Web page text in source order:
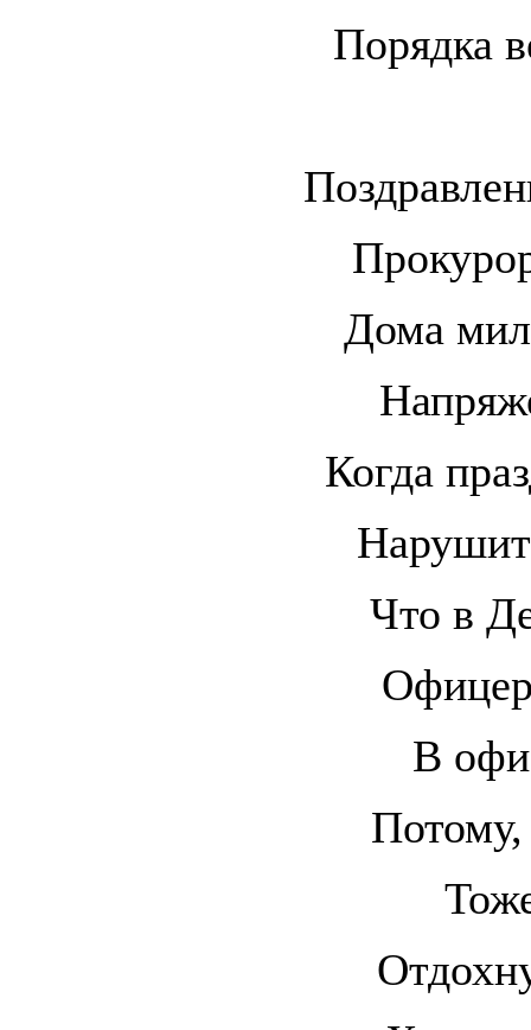
Порядка
Дома
Когда
Что в
В